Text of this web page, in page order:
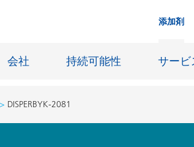
添加剤
会社 持続可能性 サービ
DISPERBYK-2081